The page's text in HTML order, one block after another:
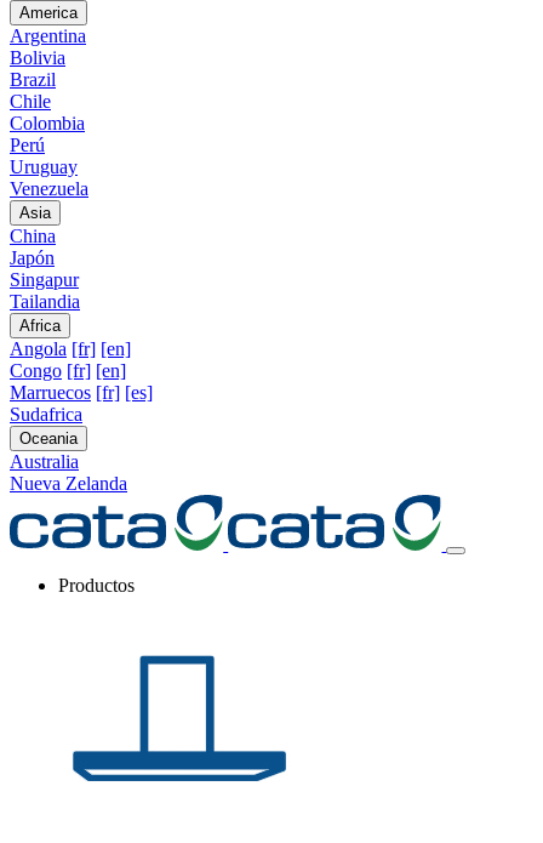
America
Argentina
Bolivia
Brazil
Chile
Colombia
Perú
Uruguay
Venezuela
Asia
China
Japón
Singapur
Tailandia
Africa
Angola [fr] [en]
Congo [fr] [en]
Marruecos [fr] [es]
Sudafrica
Oceania
Australia
Nueva Zelanda
Productos